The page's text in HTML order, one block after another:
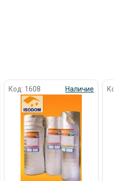
Код: 1608 Наличие